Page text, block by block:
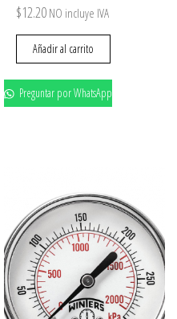
$12.20 NO incluye IVA
Añadir al carrito
Preguntar por WhatsApp